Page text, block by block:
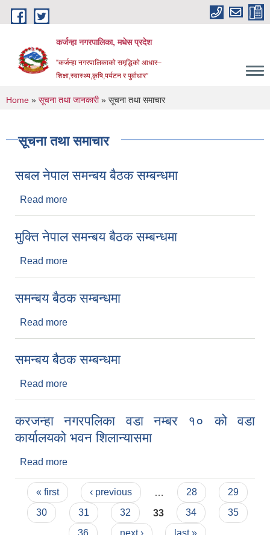
Skip to main content
कर्जन्हा नगरपालिका, मधेस प्रदेश
“कर्जन्हा नगरपालिकाको समृद्धिको आधार–
शिक्षा,स्वास्थ्य,कृषि,पर्यटन र पुर्वाधार”
You are here
Home » सूचना तथा जानकारी» सूचना तथा समाचार
सूचना तथा समाचार
सबल नेपाल समन्बय बैठक सम्बन्धमा
Read more
मुक्ति नेपाल समन्बय बैठक सम्बन्धमा
Read more
समन्बय बैठक सम्बन्धमा
Read more
समन्बय बैठक सम्बन्धमा
Read more
करजन्हा नगरपलिका वडा नम्बर १० को वडा
कार्यालयको भवन शिलान्यासमा
Read more
Pages
« first ‹ previous 28
29
30
31 32 33 34
35